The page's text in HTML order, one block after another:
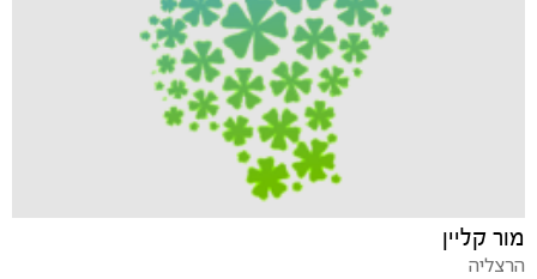
מור קליין
הרצליה